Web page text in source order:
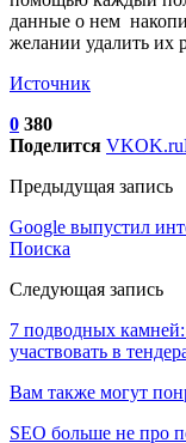
данные о нем
желании удалить их
Источник
0 380
Поделится VKOK.ru
Предыдущая запись
Google выпустил
Поиска
Следующая запись
7 подводных камней:
участвовать в
Вам также могут
SEO больше не про